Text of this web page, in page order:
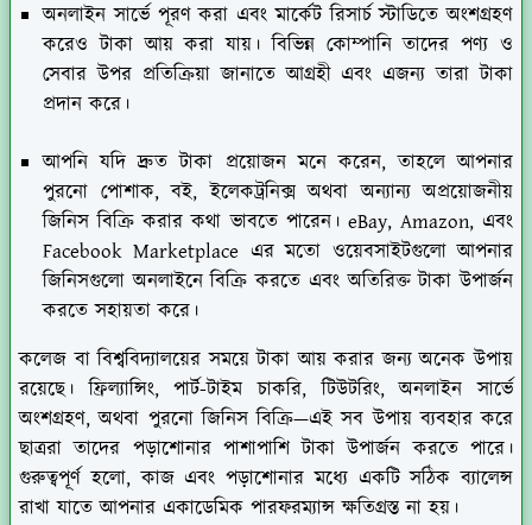
অনলাইন সার্ভে পূরণ করা এবং মার্কেট রিসার্চ স্টাডিতে অংশগ্রহণ
করেও টাকা আয় করা যায়। বিভিন্ন কোম্পানি তাদের পণ্য ও
সেবার উপর প্রতিক্রিয়া জানাতে আগ্রহী এবং এজন্য তারা টাকা
প্রদান করে।
আপনি যদি দ্রুত টাকা প্রয়োজন মনে করেন, তাহলে আপনার
পুরনো পোশাক, বই, ইলেকট্রনিক্স অথবা অন্যান্য অপ্রয়োজনীয়
জিনিস বিক্রি করার কথা ভাবতে পারেন। eBay, Amazon, এবং
Facebook Marketplace এর মতো ওয়েবসাইটগুলো আপনার
জিনিসগুলো অনলাইনে বিক্রি করতে এবং অতিরিক্ত টাকা উপার্জন
করতে সহায়তা করে।
কলেজ বা বিশ্ববিদ্যালয়ের সময়ে টাকা আয় করার জন্য অনেক উপায়
রয়েছে। ফ্রিল্যান্সিং, পার্ট-টাইম চাকরি, টিউটরিং, অনলাইন সার্ভে
অংশগ্রহণ, অথবা পুরনো জিনিস বিক্রি—এই সব উপায় ব্যবহার করে
ছাত্ররা তাদের পড়াশোনার পাশাপাশি টাকা উপার্জন করতে পারে।
গুরুত্বপূর্ণ হলো, কাজ এবং পড়াশোনার মধ্যে একটি সঠিক ব্যালেন্স
রাখা যাতে আপনার একাডেমিক পারফরম্যান্স ক্ষতিগ্রস্ত না হয়।